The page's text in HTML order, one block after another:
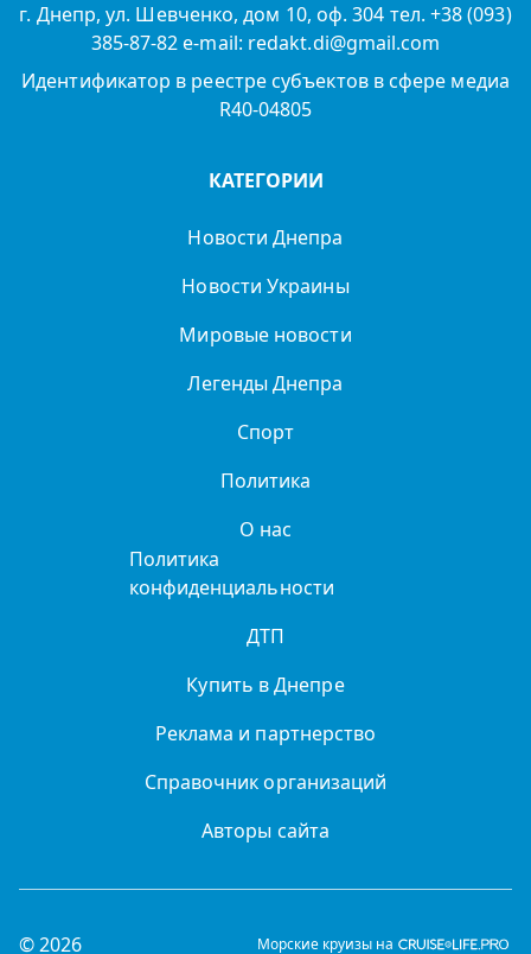
г. Днепр, ул. Шевченко, дом 10, оф. 304 тел. +38 (093)
385-87-82 e-mail: redakt.di@gmail.com
Идентификатор в реестре субъектов в сфере медиа
R40-04805
КАТЕГОРИИ
Новости Днепра
Новости Украины
Мировые новости
Легенды Днепра
Спорт
Политика
О нас
Политика
конфиденциальности
ДТП
Купить в Днепре
Реклама и партнерство
Справочник организаций
Авторы сайта
© 2026 Морские круизы на